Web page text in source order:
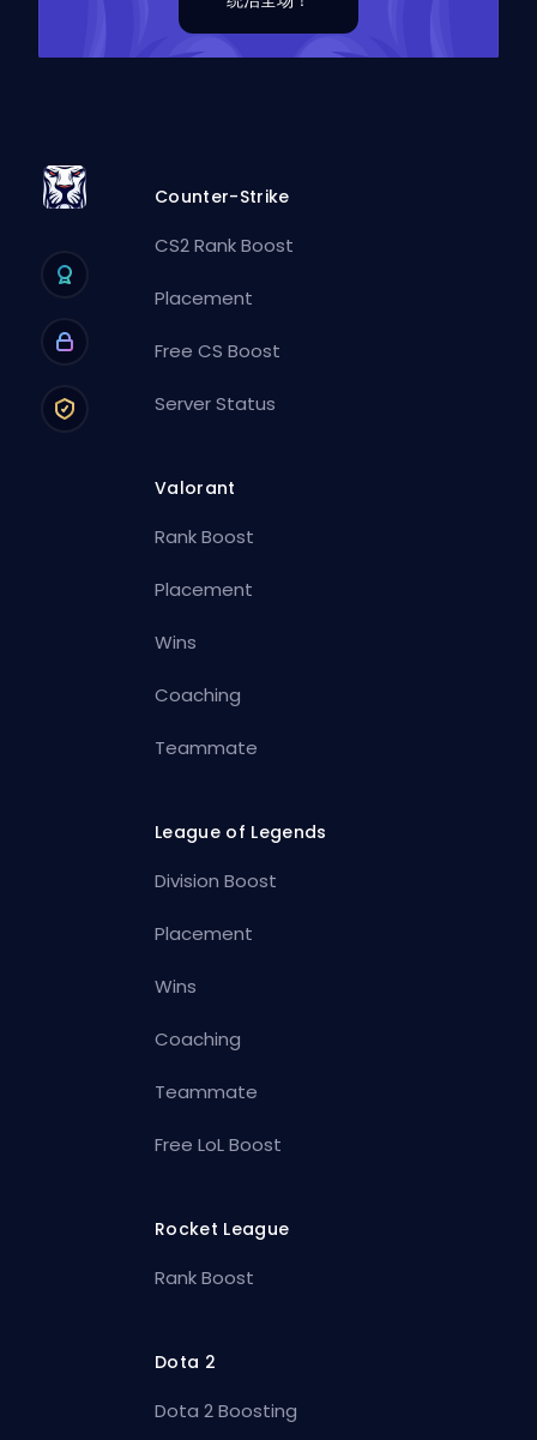
Counter-Strike
CS2 Rank Boost
Placement
Free CS Boost
Server Status
Valorant
Rank Boost
Placement
Wins
Coaching
Teammate
League of Legends
Division Boost
Placement
Wins
Coaching
Teammate
Free LoL Boost
Rocket League
Rank Boost
Dota 2
Dota 2 Boosting